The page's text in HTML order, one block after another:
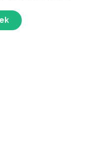
bizonyítottan